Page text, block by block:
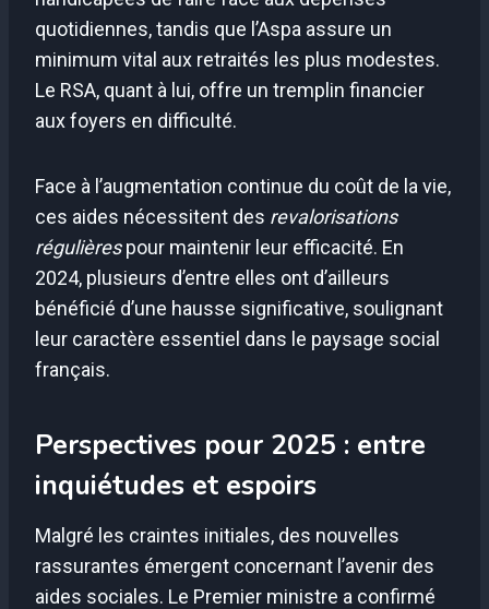
quotidiennes, tandis que l’Aspa assure un
minimum vital aux retraités les plus modestes.
Le RSA, quant à lui, offre un tremplin financier
aux foyers en difficulté.
Face à l’augmentation continue du coût de la vie,
ces aides nécessitent des revalorisations
régulièrespour maintenir leur efficacité. En
2024, plusieurs d’entre elles ont d’ailleurs
bénéficié d’une hausse significative, soulignant
leur caractère essentiel dans le paysage social
français.
Perspectives pour 2025 : entre
inquiétudes et espoirs
Malgré les craintes initiales, des nouvelles
rassurantes émergent concernant l’avenir des
aides sociales. Le Premier ministre a confirmé